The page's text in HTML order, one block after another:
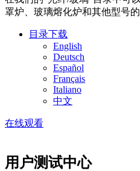
罩炉、玻璃熔化炉和其他型号的
目录下载
English
Deutsch
Español
Français
Italiano
中文
在线观看
用户测试中心